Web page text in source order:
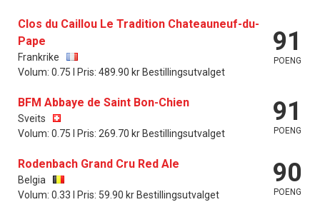
Clos du Caillou Le Tradition Chateauneuf-du-
Pape
Frankrike
Volum: 0.75 l Pris: 489.90 kr Bestillingsutvalget
91
POENG
BFM Abbaye de Saint Bon-Chien
Sveits
Volum: 0.75 l Pris: 269.70 kr Bestillingsutvalget
91
POENG
Rodenbach Grand Cru Red Ale
Belgia
Volum: 0.33 l Pris: 59.90 kr Bestillingsutvalget
90
POENG